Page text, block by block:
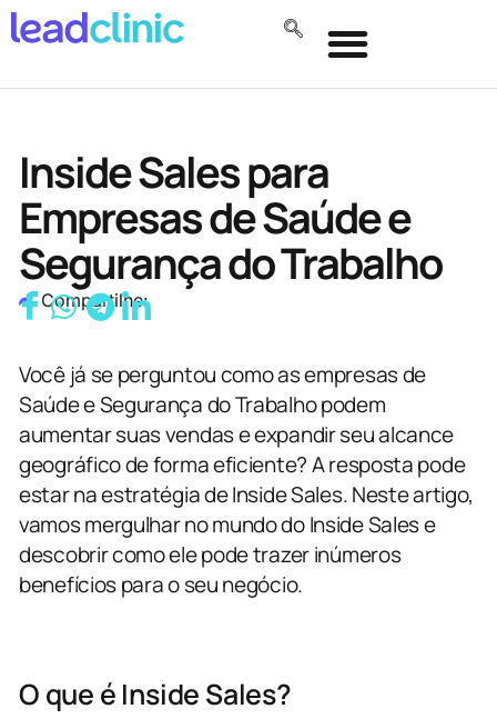
Inside Sales para
Empresas de Saúde e
Segurança do Trabalho
Compartilhe:
Você já se perguntou como as empresas de
Saúde e Segurança do Trabalho podem
aumentar suas vendas e expandir seu alcance
geográfico de forma eficiente? A resposta pode
estar na estratégia de Inside Sales. Neste artigo,
vamos mergulhar no mundo do Inside Sales e
descobrir como ele pode trazer inúmeros
benefícios para o seu negócio.
O que é Inside Sales?